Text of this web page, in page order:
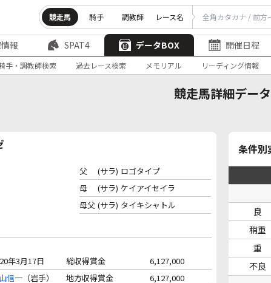
競走馬 騎手 調教師 レース名
報 SPAT4 データBOX 開催日程
手・調教師検索 過去レース検索 メモリアル リーディング情報
競走馬詳細データ
父 (サラ) ロゴタイプ
母
(サラ) ケイアイセイラ
母父 (サラ) タイキシャトル
年3月17日 総収得賞金
6,127,000
信一 （岩手） 地方収得賞金
6,127,000
条件別
良
稍重
重
不良